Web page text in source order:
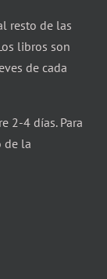
resto de las
libros son
de cada
2-4 días. Para
de la